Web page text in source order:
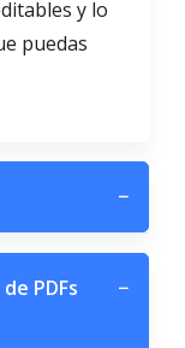
y lo
puedas
−
PDFs
−